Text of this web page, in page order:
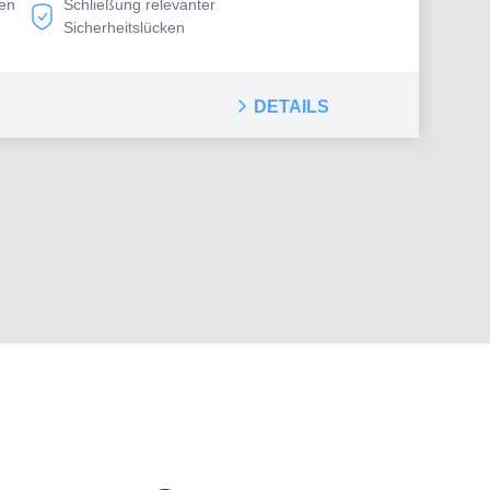
bzw. Videokonferenz an
Schließung relevanter
Sicherheitslücken
DETAILS